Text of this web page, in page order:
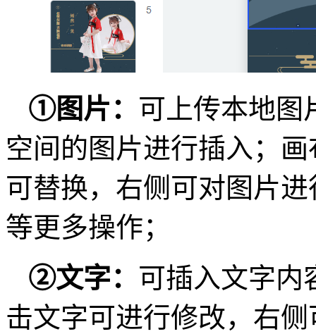
①图片： 可上传本地图
空间的图片进行插入；
可替换，右侧可对图片
等更多操作；
②文字： 可插入文字内
击文字可进行修改，右